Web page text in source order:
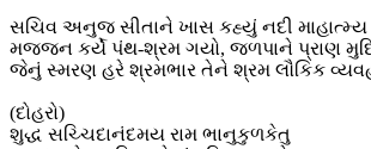
સચિવ અનુજ સીતાને ખાસ કહ્યું નદી
મજ્જન કર્યે પંથ-શ્રમ ગયો, જળપાને પ્રાણ
જેનું સ્મરણ હરે શ્રમભાર તેને શ્રમ લૌકિક
(દોહરો)
શુદ્ધ સચ્ચિદાનંદમય રામ ભાનુકુળકેતુ